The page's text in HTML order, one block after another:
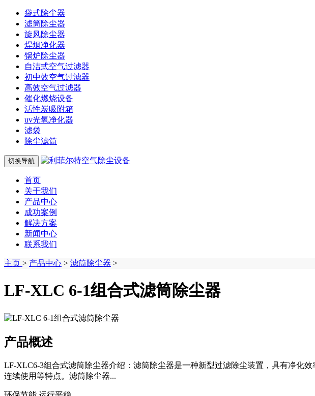
袋式除尘器
滤筒除尘器
旋风除尘器
焊烟净化器
锅炉除尘器
自洁式空气过滤器
初中效空气过滤器
高效空气过滤器
催化燃烧设备
活性炭吸附箱
uv光氧净化器
滤袋
除尘滤筒
切换导航
首页
关于我们
产品中心
成功案例
解决方案
新闻中心
联系我们
主页 > 产品中心 > 滤筒除尘器 >
LF-XLC 6-1组合式滤筒除尘器
产品概述
LF-XLC6-3组合式滤筒除尘器介绍：滤筒除尘器是一种新型过滤除尘装置，具有净化
连续使用等特点。滤筒除尘器...